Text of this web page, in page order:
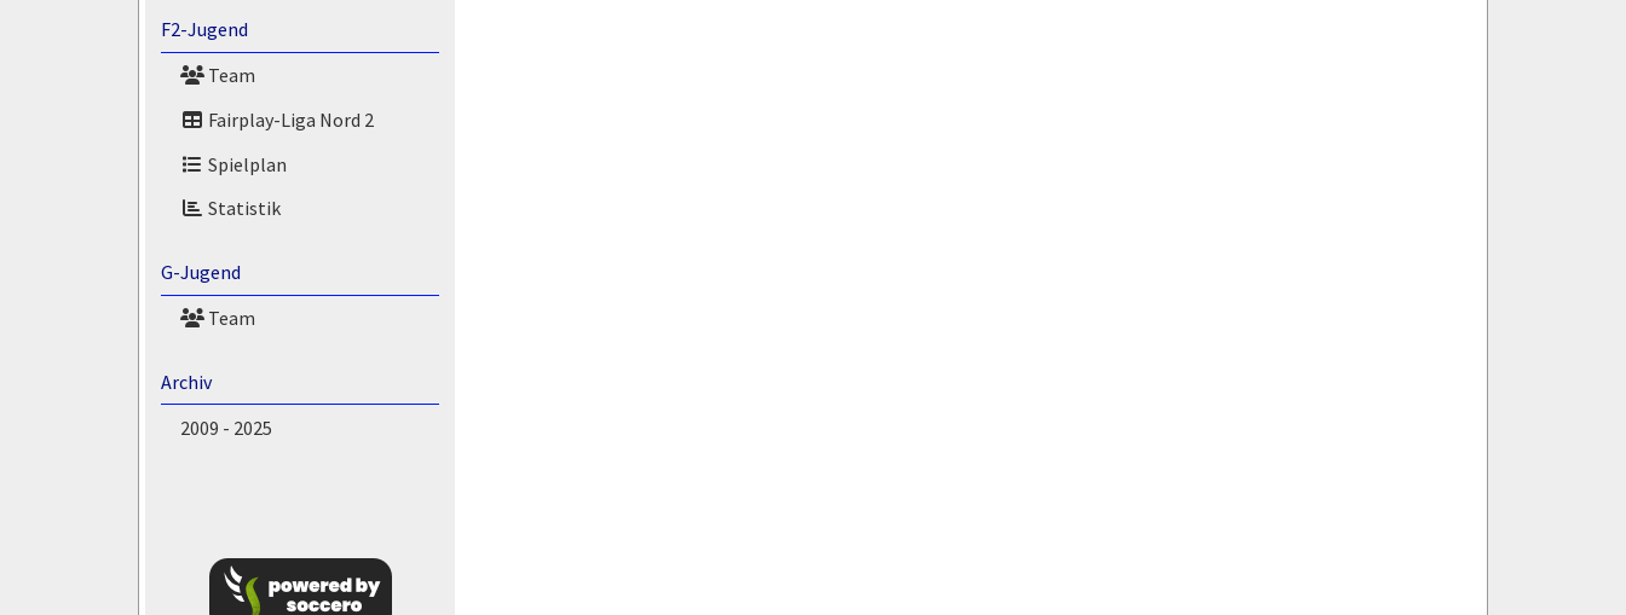
F2-Jugend
Team
Fairplay-Liga Nord 2
Spielplan
Statistik
G-Jugend
Team
Archiv
2009 - 2025